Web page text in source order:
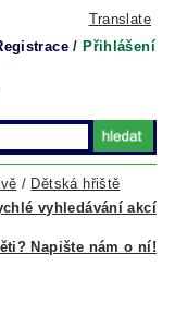
Translate
/ Přihlášení
vyhledávání akcí
/ Dětská hřiště
Napište nám o ní!